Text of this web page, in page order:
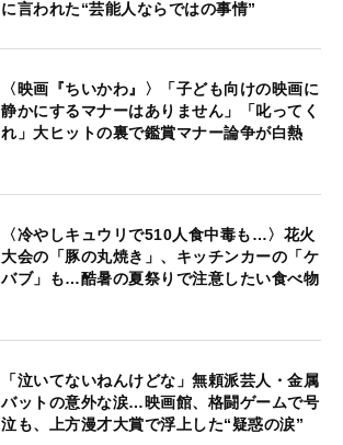
に言われた“芸能人ならではの事情”
〈映画『ちいかわ』〉「子ども向けの映画に
静かにするマナーはありません」「叱ってく
れ」大ヒットの裏で鑑賞マナー論争が白熱
〈冷やしキュウリで510人食中毒も…〉花火
大会の「豚の丸焼き」、キッチンカーの「ケ
バブ」も…酷暑の夏祭りで注意したい食べ物
「泣いてないねんけどな」無頼派芸人・金属
バットの意外な涙…映画館、格闘ゲームで号
泣も、上方漫才大賞で浮上した“疑惑の涙”